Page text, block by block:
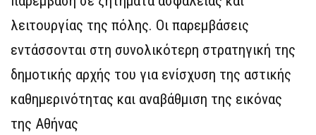
λειτουργίας της πόλης. Οι παρεμβάσεις
εντάσσονται στη συνολικότερη στρατηγική της
δημοτικής αρχής του για ενίσχυση της αστικής
καθημερινότητας και αναβάθμιση της εικόνας
της Αθήνας